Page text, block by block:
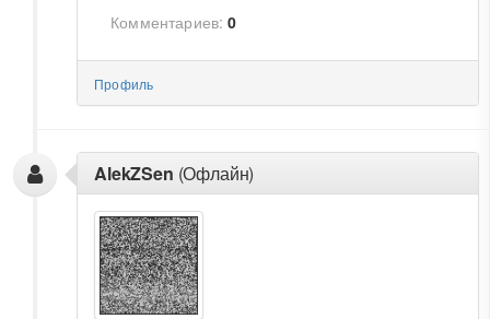
Комментариев: 0
Профиль
AlekZSen (Офлайн)